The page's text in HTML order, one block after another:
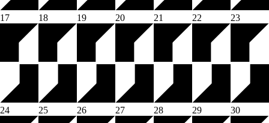
17 18 19 20 21 22 23
24 25 26 27 28 29 30